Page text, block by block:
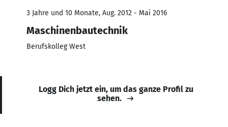
3 Jahre und 10 Monate, Aug. 2012 - Mai 2016
Maschinenbautechnik
Berufskolleg West
Logg Dich jetzt ein, um das ganze Profil zu
sehen.